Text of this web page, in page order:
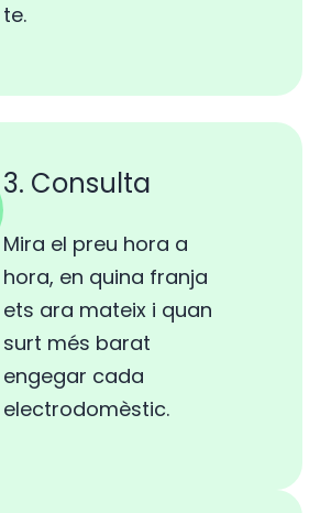
te.
3. Consulta
Mira el preu hora a
hora, en quina franja
ets ara mateix i quan
surt més barat
engegar cada
electrodomèstic.